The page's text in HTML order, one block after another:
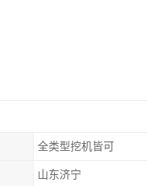
全类型挖机皆可
山东济宁